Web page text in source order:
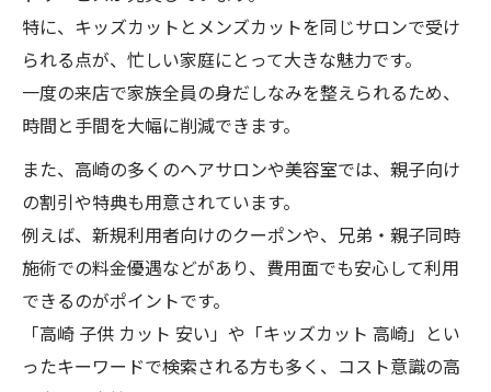
特に、キッズカットとメンズカットを同じサロンで受け
られる点が、忙しい家庭にとって大きな魅力です。
一度の来店で家族全員の身だしなみを整えられるため、
時間と手間を大幅に削減できます。
また、高崎の多くのヘアサロンや美容室では、親子向け
の割引や特典も用意されています。
例えば、新規利用者向けのクーポンや、兄弟・親子同時
施術での料金優遇などがあり、費用面でも安心して利用
できるのがポイントです。
「高崎 子供 カット 安い」や「キッズカット 高崎」とい
ったキーワードで検索される方も多く、コスト意識の高